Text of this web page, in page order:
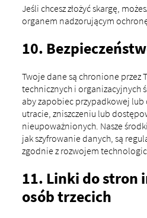
Jeśli chcesz złożyć skargę,
organem nadzorującym
10.
Twoje dane są chronione przez
technicznych i organizacyjnych
aby zapobiec przypadkowej
utracie, zniszczeniu lub
nieupoważnionych. Nasze
jak szyfrowanie danych, są
zgodnie z rozwojem
11. Linki do stron
osób trzecich